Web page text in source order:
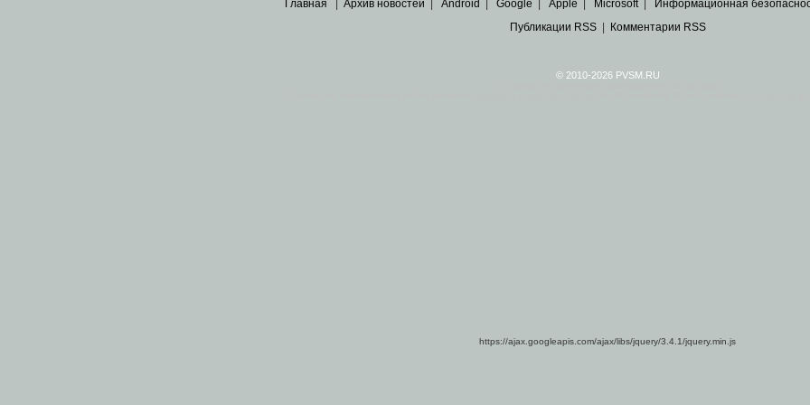
Главная Архив новостей Android Google Apple Microsoft| Информационная
Публикации RSS| Комментарии RSS
© 2010-2026 PVSM.RU
https://ajax.googleapis.com/ajax/libs/jquery/3.4.1/jquery.min.js